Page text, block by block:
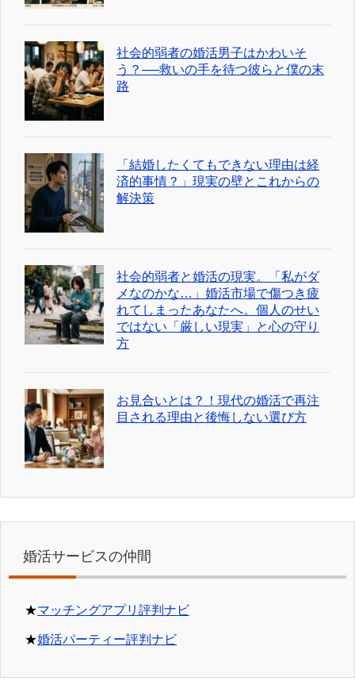
社会的弱者の婚活男子はかわいそ
う？──救いの手を待つ彼らと僕の末
路
「結婚したくてもできない理由は経
済的事情？」現実の壁とこれからの
解決策
社会的弱者と婚活の現実。「私がダ
メなのかな…」婚活市場で傷つき疲
れてしまったあなたへ。個人のせい
ではない「厳しい現実」と心の守り
方
お見合いとは？！現代の婚活で再注
目される理由と後悔しない選び方
婚活サービスの仲間
★マッチングアプリ評判ナビ
★婚活パーティー評判ナビ